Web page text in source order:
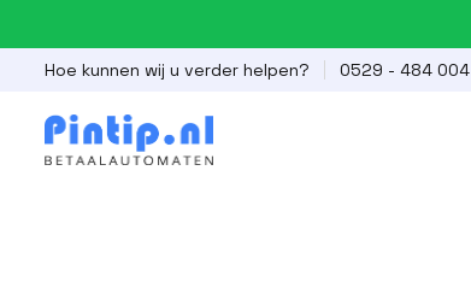
Hoe kunnen wij u verder helpen? 0529 - 484 004